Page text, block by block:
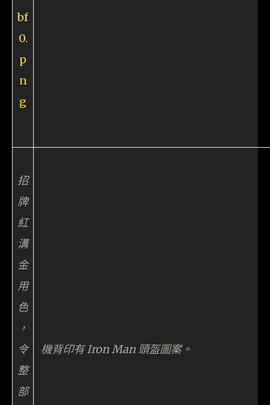
招
牌
紅
溝
金
用
色
，
令
整
部
機背印有 Iron Man 頭盔圖案。